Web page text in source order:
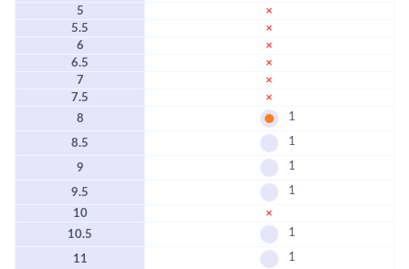
5
×
5.5
×
6
×
6.5
×
7
×
7.5
×
8
1
8.5 1
9 1
9.5 1
10
×
10.5
1
11 1